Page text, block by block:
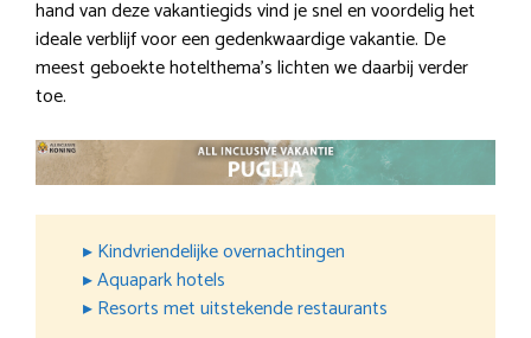
hand van deze vakantiegids vind je snel en voordelig het
ideale verblijf voor een gedenkwaardige vakantie. De
meest geboekte hotelthema’s lichten we daarbij verder
toe.
▸ Kindvriendelijke overnachtingen
▸ Aquapark hotels
▸ Resorts met uitstekende restaurants